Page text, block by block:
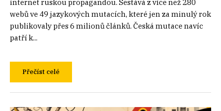
internet ruskou propagandou. Sestává z více než 280
webů ve 49 jazykových mutacích, které jen za minulý rok
publikovaly přes 6 milionů článků. Česká mutace navíc
patří k...
Přečíst celé